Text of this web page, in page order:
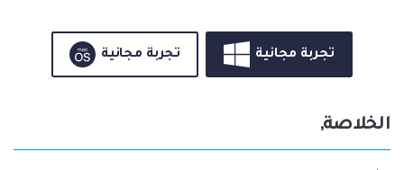
تجربة مجانية تجربة مجانية
الخلاصة,